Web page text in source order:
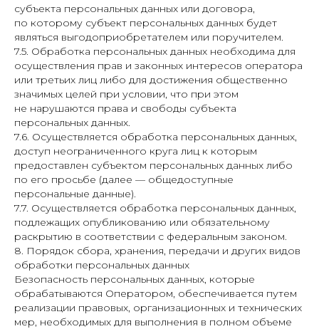
субъекта персональных данных или договора,
по которому субъект персональных данных будет
являться выгодоприобретателем или поручителем.
7.5. Обработка персональных данных необходима для
осуществления прав и законных интересов оператора
или третьих лиц либо для достижения общественно
значимых целей при условии, что при этом
не нарушаются права и свободы субъекта
персональных данных.
7.6. Осуществляется обработка персональных данных,
доступ неограниченного круга лиц к которым
предоставлен субъектом персональных данных либо
по его просьбе (далее — общедоступные
персональные данные).
7.7. Осуществляется обработка персональных данных,
подлежащих опубликованию или обязательному
раскрытию в соответствии с федеральным законом.
8. Порядок сбора, хранения, передачи и других видов
обработки персональных данных
Безопасность персональных данных, которые
обрабатываются Оператором, обеспечивается путем
реализации правовых, организационных и технических
мер, необходимых для выполнения в полном объеме